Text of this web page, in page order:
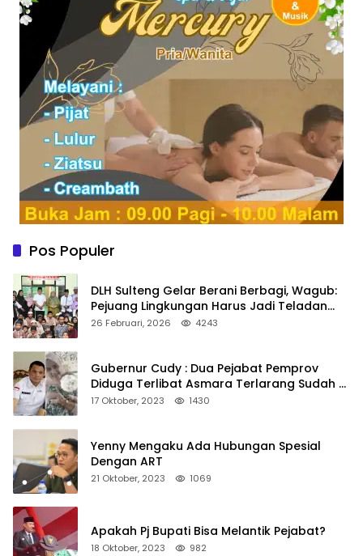
Pos Populer
DLH Sulteng Gelar Berani Berbagi, Wagub:
Pejuang Lingkungan Harus Jadi Teladan
Kepedulian
26 Februari, 2026 4243
Gubernur Cudy : Dua Pejabat Pemprov
Diduga Terlibat Asmara Terlarang Sudah di
Non Job
17 Oktober, 2023 1430
Yenny Mengaku Ada Hubungan Spesial
Dengan ART
21 Oktober, 2023 1069
Apakah Pj Bupati Bisa Melantik Pejabat?
18 Oktober, 2023 982